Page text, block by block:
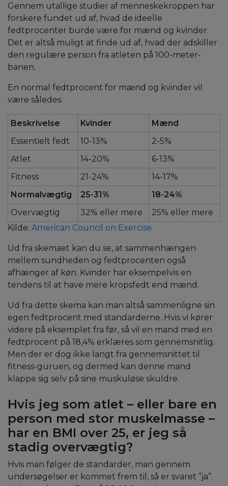
Gennem utallige studier af menneskekroppen har
forskere fundet ud af, hvad de ideelle
fedtprocenter burde være for mænd og kvinder.
Det er altså muligt at finde ud af, hvad der adskiller
den regulære person fra atleten på 100-meter-
banen.
En normal fedtprocent for mænd og kvinder vil
være således:
Beskrivelse Kvinder
Mænd
Essentielt fedt
10-13%
2-5%
Atlet
14-20%
6-13%
Fitness
21-24%
14-17%
Normalvægtig
25-31%
18-24%
Overvægtig
32% eller mere
25% eller mere
Kilde: American Council on Exercise
Ud fra skemaet kan du se, at sammenhængen
mellem sundheden og fedtprocenten også
afhænger af køn. Kvinder har eksempelvis en
tendens til at have mere kropsfedt end mænd.
Ud fra dette skema kan man altså sammenligne sin
egen fedtprocent med standarderne. Hvis vi kører
videre på eksemplet fra før, så vil en mand med en
fedtprocent på 18,4% erklæres som gennemsnitlig.
Men der er dog ikke langt fra gennemsnittet til
fitness-guruen, og dermed kan denne mand
klappe sig selv på sine muskuløse skuldre.
Hvis jeg som atlet – eller bare en
person med stor muskelmasse –
har en BMI over 25, er jeg så
stadig overvægtig?
Hvis man følger de standarder, man gennem
undersøgelser er kommet frem til, så er svaret ”ja”.